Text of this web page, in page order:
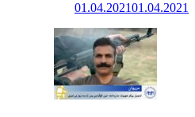
01.04.202101.04.2021